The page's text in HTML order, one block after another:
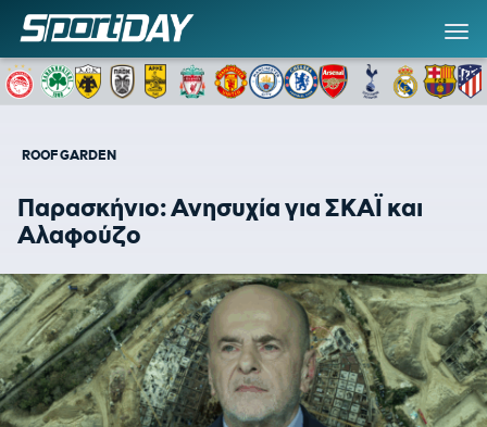
ROOF GARDEN
Παρασκήνιο: Ανησυχία για ΣΚΑΪ και
Αλαφούζο